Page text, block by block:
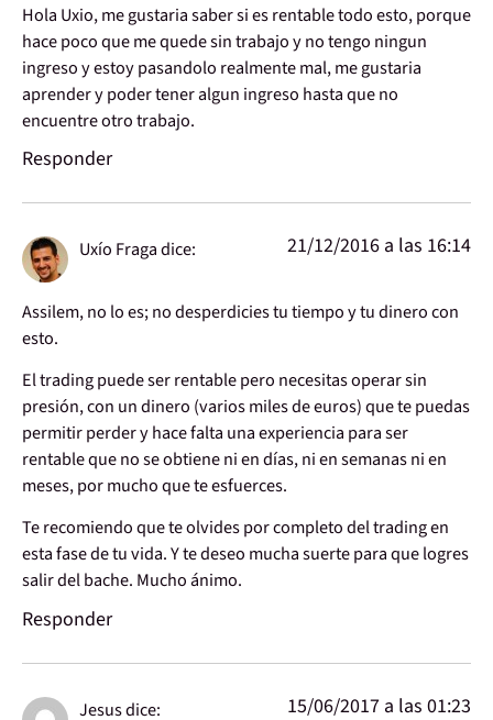
Hola Uxio, me gustaria saber si es rentable todo esto, porque
hace poco que me quede sin trabajo y no tengo ningun
ingreso y estoy pasandolo realmente mal, me gustaria
aprender y poder tener algun ingreso hasta que no
encuentre otro trabajo.
Responder
Uxío Fragadice: 21/12/2016 a las 16:14
Assilem, no lo es; no desperdicies tu tiempo y tu dinero con
esto.
El trading puede ser rentable pero necesitas operar sin
presión, con un dinero (varios miles de euros) que te puedas
permitir perder y hace falta una experiencia para ser
rentable que no se obtiene ni en días, ni en semanas ni en
meses, por mucho que te esfuerces.
Te recomiendo que te olvides por completo del trading en
esta fase de tu vida. Y te deseo mucha suerte para que logres
salir del bache. Mucho ánimo.
Responder
Jesusdice: 15/06/2017 a las 01:23